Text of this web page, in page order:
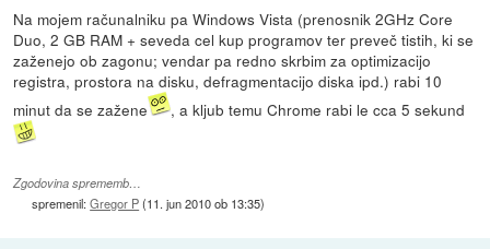
Na mojem računalniku pa Windows Vista (prenosnik 2GHz Core
Duo, 2 GB RAM + seveda cel kup programov ter preveč tistih, ki se
zaženejo ob zagonu; vendar pa redno skrbim za optimizacijo
registra, prostora na disku, defragmentacijo diska ipd.) rabi 10
minut da se zažene
, a kljub temu Chrome rabi le cca 5 sekund
Zgodovina sprememb…
spremenil:Gregor P(11. jun 2010 ob 13:35)